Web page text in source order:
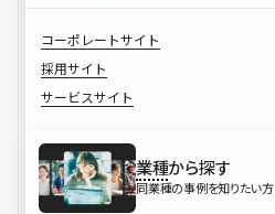
コーポレートサイト
採用サイト
サービスサイト
業種から探す
同業種の事例を知りたい方